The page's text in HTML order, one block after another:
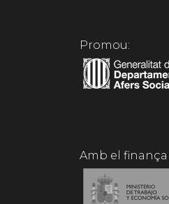
Promou:
Amb el